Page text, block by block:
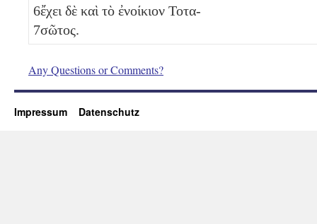
6ἔχει δὲ καὶ τὸ ἐνοίκιον Τοτα-
7σῶτος.
Any Questions or Comments?
Impressum Datenschutz